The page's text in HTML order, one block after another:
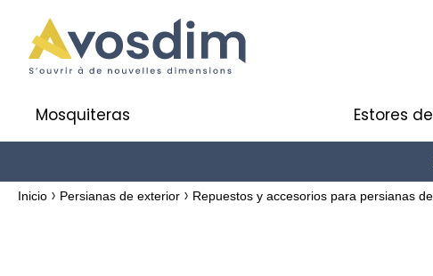
Mosquiteras Estores
Inicio Persianas de exterior Repuestos y accesorios para persianas